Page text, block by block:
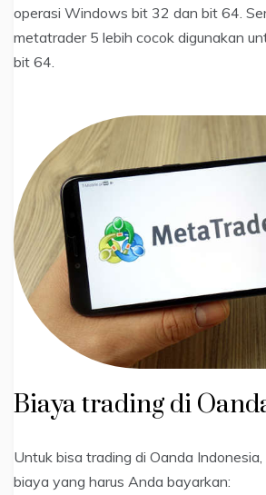
operasi Windows bit 32 dan bit 64.
metatrader 5 lebih cocok digunakan
bit 64.
Biaya trading di
Untuk bisa trading di Oanda
biaya yang harus Anda bayarkan: